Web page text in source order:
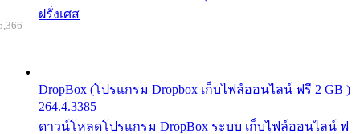
ฝรั่งเศส
DropBox (โปรแกรม Dropbox เก็บไฟล์ออนไลน์ ฟรี 2 GB )
264.4.3385
ดาวน์โหลดโปรแกรม DropBox ระบบ เก็บไฟล์ออนไลน์ ฟ